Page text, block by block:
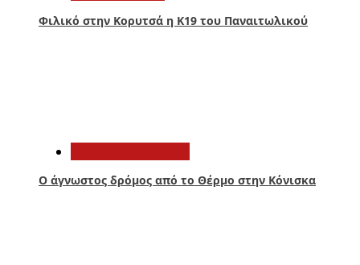
Φιλικό στην Κορυτσά η Κ19 του Παναιτωλικού
Ο άγνωστος δρόμος από το Θέρμο στην Κόνισκα